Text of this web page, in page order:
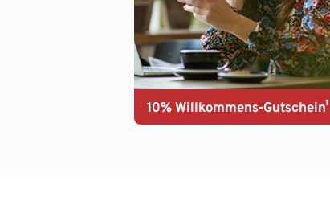
10% Willkommens-Gutschein¹